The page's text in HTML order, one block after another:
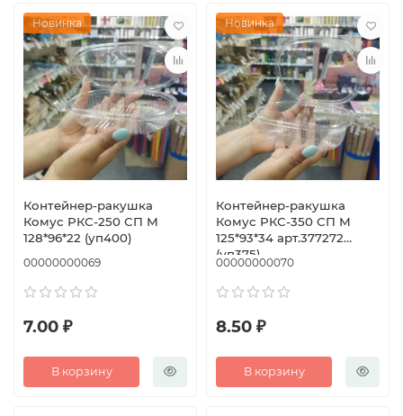
Новинка
Контейнер-ракушка
Комус РКС-250 СП М
128*96*22 (уп400)
00000000069
7.00 ₽
В корзину
Новинка
Контейнер-ракушка
Комус РКС-350 СП М
125*93*34 арт.377272
(уп375)
00000000070
8.50 ₽
В корзину